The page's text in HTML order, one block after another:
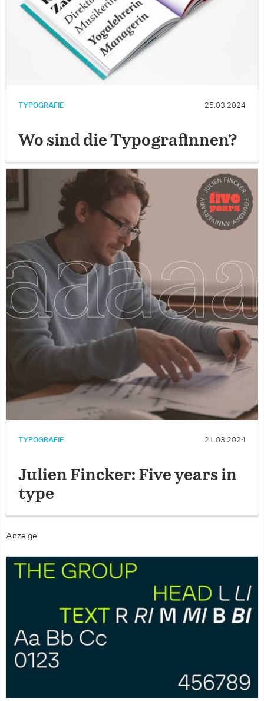
TYPOGRAFIE 25.03.2024
Wo sind die Typografinnen?
TYPOGRAFIE 21.03.2024
Julien Fincker: Five years in
type
Anzeige